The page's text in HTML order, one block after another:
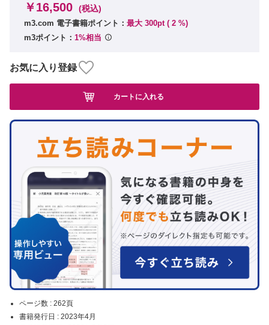
ページ数 : 262頁
書籍発行日 : 2023年4月
￥16,500 (税込)
m3.com 電子書籍ポイント： 最大 300pt ( 2 %)
m3ポイント： 1%相当
お気に入り登録
カートに入れる